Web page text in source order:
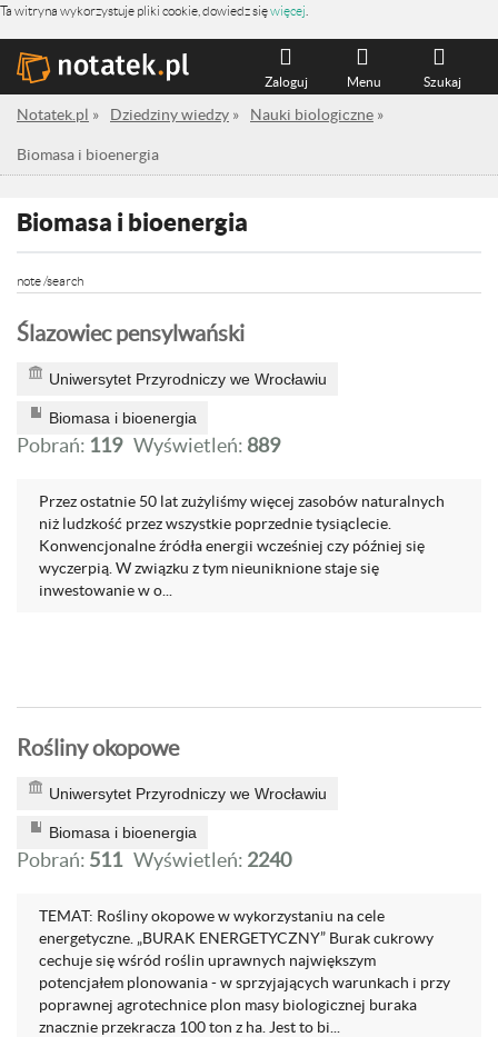
Ta witryna wykorzystuje pliki cookie, dowiedz sięwięcej
Szukaj
Menu
Zaloguj
Notatek.pl » Dziedziny wiedzy » Nauki biologiczne »
Biomasa i bioenergia
Biomasa i bioenergia
note /search
Ślazowiec pensylwański
Uniwersytet Przyrodniczy we Wrocławiu
Biomasa i bioenergia
Pobrań: 119 Wyświetleń: 889
Przez ostatnie 50 lat zużyliśmy więcej zasobów naturalnych
niż ludzkość przez wszystkie poprzednie tysiąclecie.
Konwencjonalne źródła energii wcześniej czy później się
wyczerpią. W związku z tym nieuniknione staje się
inwestowanie w o...
Rośliny okopowe
Uniwersytet Przyrodniczy we Wrocławiu
Biomasa i bioenergia
Pobrań: 511 Wyświetleń: 2240
TEMAT: Rośliny okopowe w wykorzystaniu na cele
energetyczne. „BURAK ENERGETYCZNY” Burak cukrowy
cechuje się wśród roślin uprawnych największym
potencjałem plonowania - w sprzyjających warunkach i przy
poprawnej agrotechnice plon masy biologicznej buraka
znacznie przekracza 100 ton z ha. Jest to bi...